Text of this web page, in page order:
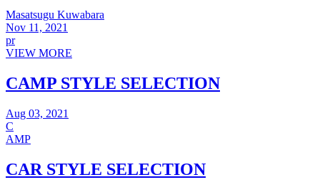
Masatsugu Kuwabara
Nov 11, 2021
pr
VIEW MORE
CAMP STYLE SELECTION
Aug 03, 2021
C
AMP
CAR STYLE SELECTION